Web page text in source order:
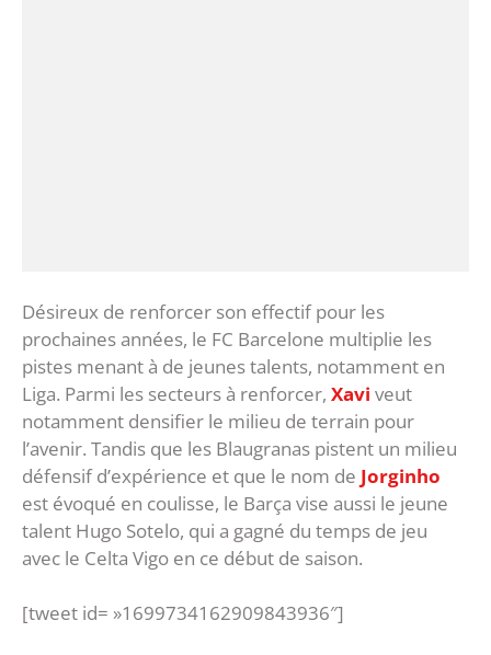
Désireux de renforcer son effectif pour les
prochaines années, le FC Barcelone multiplie les
pistes menant à de jeunes talents, notamment en
Liga. Parmi les secteurs à renforcer, Xavi veut
notamment densifier le milieu de terrain pour
l’avenir. Tandis que les Blaugranas pistent un milieu
défensif d’expérience et que le nom de Jorginho
est évoqué en coulisse, le Barça vise aussi le jeune
talent Hugo Sotelo, qui a gagné du temps de jeu
avec le Celta Vigo en ce début de saison.
[tweet id= »1699734162909843936″]